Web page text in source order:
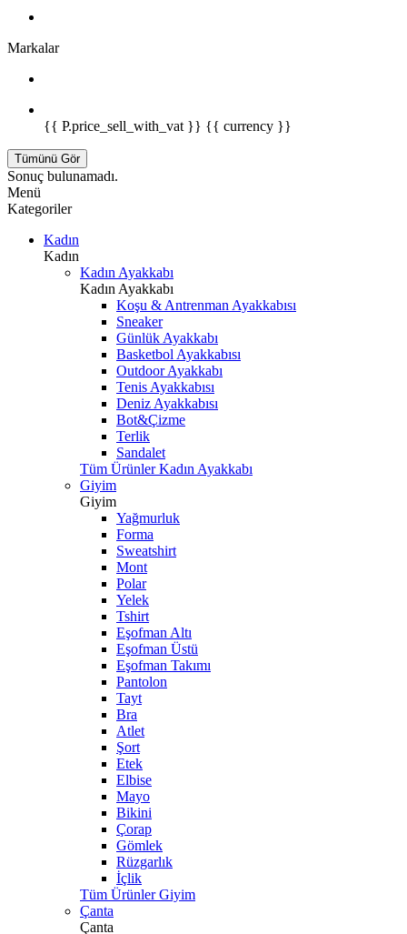
Markalar
{{ P.price_sell_with_vat }} {{ currency }}
Tümünü Gör
Sonuç bulunamadı.
Menü
Kategoriler
Kadın
Kadın
Kadın Ayakkabı
Kadın Ayakkabı
Koşu & Antrenman Ayakkabısı
Sneaker
Günlük Ayakkabı
Basketbol Ayakkabısı
Outdoor Ayakkabı
Tenis Ayakkabısı
Deniz Ayakkabısı
Bot&Çizme
Terlik
Sandalet
Tüm Ürünler Kadın Ayakkabı
Giyim
Giyim
Yağmurluk
Forma
Sweatshirt
Mont
Polar
Yelek
Tshirt
Eşofman Altı
Eşofman Üstü
Eşofman Takımı
Pantolon
Tayt
Bra
Atlet
Şort
Etek
Elbise
Mayo
Bikini
Çorap
Gömlek
Rüzgarlık
İçlik
Tüm Ürünler Giyim
Çanta
Çanta